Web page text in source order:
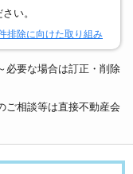
い。
排除に向けた取り組み
必要な場合は訂正・削除
ご相談等は直接不動産会